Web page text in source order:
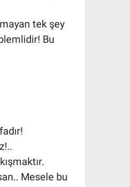
tek şey
Bu
Mesele bu